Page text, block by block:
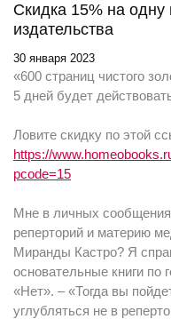
Скидка 15% на
издательства
30 января 2023
«600 страниц чистого
5 дней будет
Ловите скидку по этой
https://
pcode=15
Мне в личных
реперторий и материю
Миранды Кастро? Я
основательные книги по
«Нет». – «Тогда вы
углубляться не в